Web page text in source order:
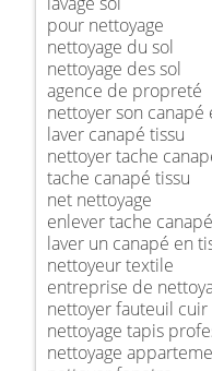
pour nettoyage
nettoyage du sol
nettoyage des sol
agence de propreté
nettoyer son canapé
laver canapé tissu
nettoyer tache
tache canapé tissu
net nettoyage
enlever tache
laver un canapé en
nettoyeur textile
entreprise de
nettoyer fauteuil cuir
nettoyage tapis
nettoyage